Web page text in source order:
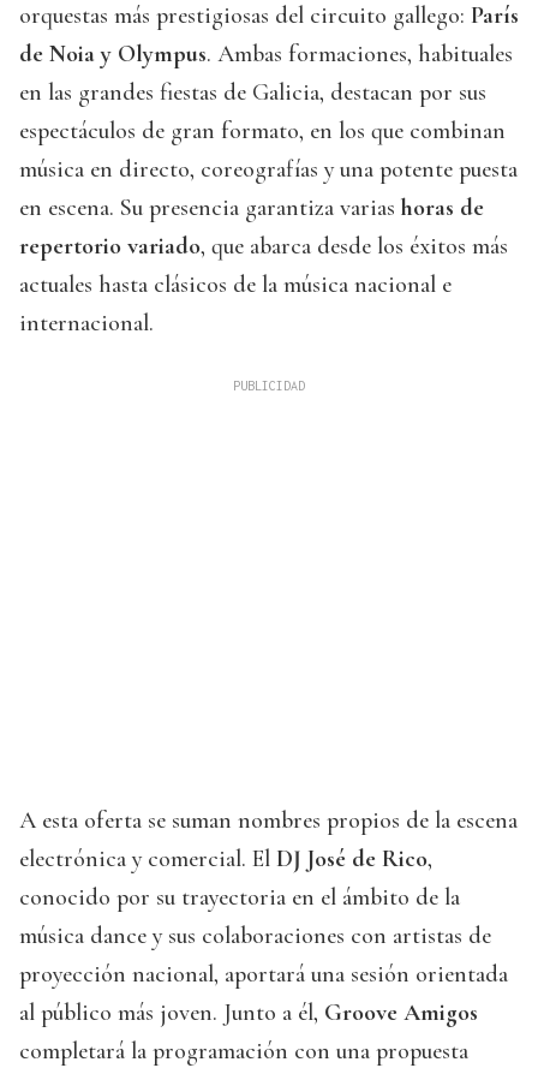
orquestas más prestigiosas del circuito gallego: París
de Noia y Olympus. Ambas formaciones, habituales
en las grandes fiestas de Galicia, destacan por sus
espectáculos de gran formato, en los que combinan
música en directo, coreografías y una potente puesta
en escena. Su presencia garantiza varias horas de
repertorio variado, que abarca desde los éxitos más
actuales hasta clásicos de la música nacional e
internacional.
A esta oferta se suman nombres propios de la escena
electrónica y comercial. El DJ José de Rico,
conocido por su trayectoria en el ámbito de la
música dance y sus colaboraciones con artistas de
proyección nacional, aportará una sesión orientada
al público más joven. Junto a él, Groove Amigos
completará la programación con una propuesta